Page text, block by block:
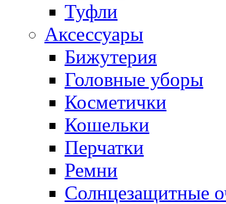
Туфли
Аксессуары
Бижутерия
Головные уборы
Косметички
Кошельки
Перчатки
Ремни
Солнцезащитные